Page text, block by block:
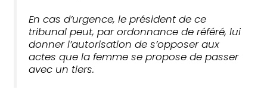
En cas d’urgence, le président de ce
tribunal peut, par ordonnance de référé, lui
donner l’autorisation de s’opposer aux
actes que la femme se propose de passer
avec un tiers.